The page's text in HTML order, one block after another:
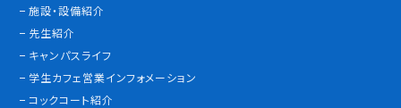
施設・設備紹介
先生紹介
キャンパスライフ
学生カフェ営業インフォメーション
コックコート紹介